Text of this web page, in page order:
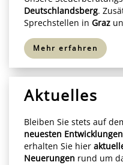
Deutschlandsberg.
Sprechstellen in Graz
Mehr erfahren
Aktuelles
Bleiben Sie stets auf
neuesten Entwicklungen
erhalten Sie hier
Neuerungen rund um